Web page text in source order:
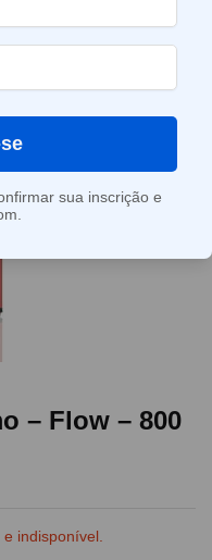
– Flow – 800
indisponível.
sua inscrição e